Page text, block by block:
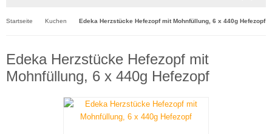
Startseite Kuchen Edeka Herzstücke Hefezopf mit Mohnfüllung, 6 x 440g Hefezopf
Edeka Herzstücke Hefezopf mit
Mohnfüllung, 6 x 440g Hefezopf